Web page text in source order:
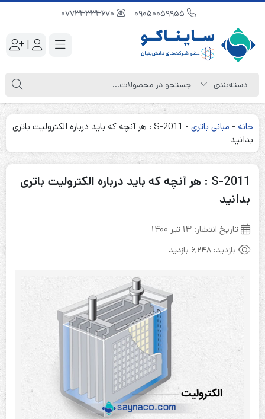
|
خانه - مبانی باتری -
S-2011 : هر آنچه که باید درباره الکترولیت باتری
بدانید
S-2011 : هر آنچه که باید درباره الکترولیت باتری
بدانید
تاریخ انتشار: ۱۳ تیر ۱۴۰۰
بازدید: 6,248 بازدید